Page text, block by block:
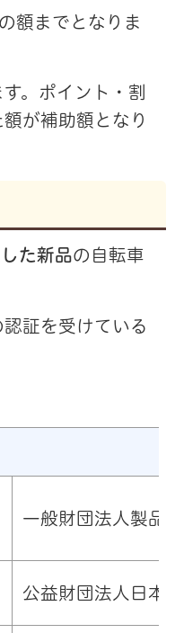
額までとなりま
。ポイント・割
が補助額となり
た新品の自転車
証を受けている
一般財団法人製品
公益財団法人日本